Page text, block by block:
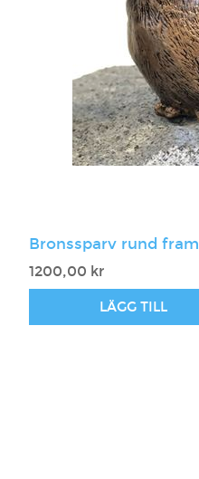
Bronssparv rund fram
1200,00 kr